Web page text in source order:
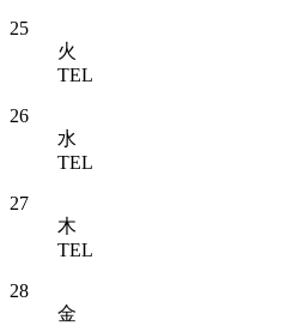
25
火
TEL
26
水
TEL
27
木
TEL
28
金